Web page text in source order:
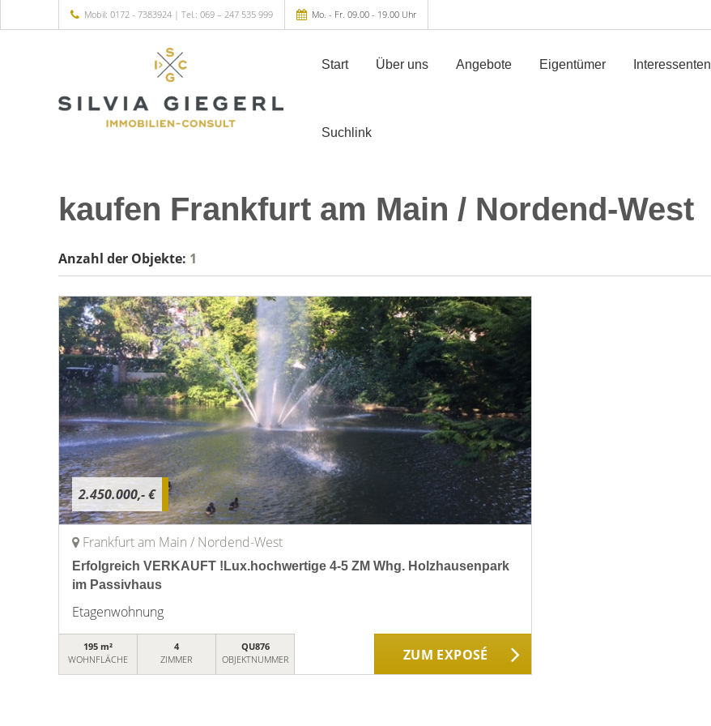
Mobil: 0172 - 7383924 | Tel.: 069 – 247 535 999 Mo. - Fr. 09.00 - 19.00 Uhr
Start Über uns Angebote Eigentümer Interessenten
Suchlink
kaufen Frankfurt am Main / Nordend-West
Anzahl der Objekte: 1
2.450.000,- €
Frankfurt am Main / Nordend-West
Erfolgreich VERKAUFT !Lux.hochwertige 4-5 ZM Whg. Holzhausenpark
im Passivhaus
Etagenwohnung
195 m²
WOHNFLÄCHE
4
ZIMMER
QU876
OBJEKTNUMMER
ZUM EXPOSÉ